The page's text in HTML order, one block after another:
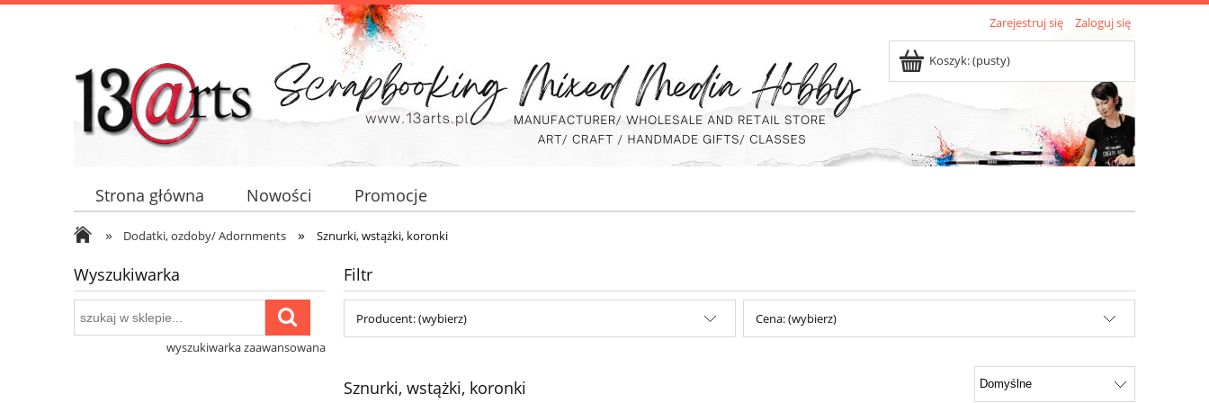
Zarejestruj się Zaloguj się
Koszyk:(pusty)
Strona główna Nowości Promocje
» Dodatki, ozdoby/ Adornments » Sznurki, wstążki, koronki
Wyszukiwarka
wyszukiwarka zaawansowana
Filtr
Producent: (wybierz) Cena: (wybierz)
Sznurki, wstążki, koronki